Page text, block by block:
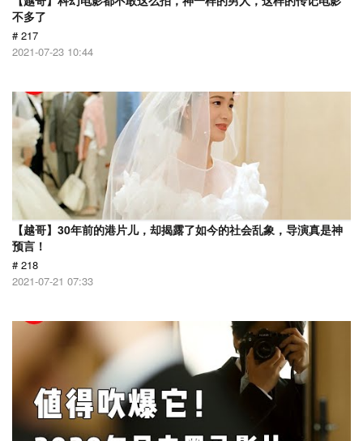
不多了
# 217
2021-07-23 10:44
【越哥】30年前的港片儿，却揭露了如今的社会乱象，导演真是神
预言！
# 218
2021-07-21 07:33